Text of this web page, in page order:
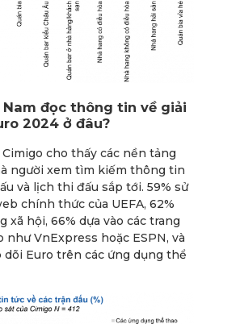
đọc thông tin về giải
2024 ở đâu?
Cimigo cho thấy các nền tảng
người xem tìm kiếm thông tin
và lịch thi đấu sắp tới. 59% sử
chính thức của UEFA, 62%
xã hội, 66% dựa vào các trang
VnExpress hoặc ESPN, và
dõi Euro trên các ứng dụng thể